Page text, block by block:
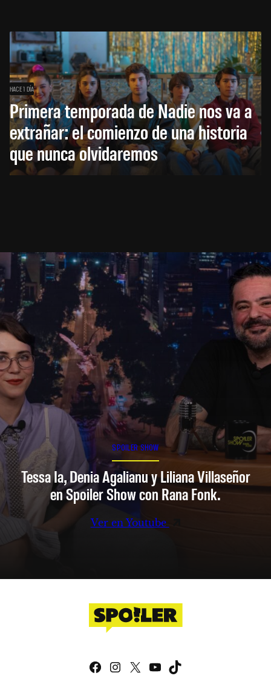
HACE 1 DÍA
Primera temporada de Nadie nos va a
extrañar: el comienzo de una historia
que nunca olvidaremos
SPOILER SHOW
Tessa Ia, Denia Agalianu y Liliana Villaseñor
en Spoiler Show con Rana Fonk.
Ver en Youtube
Facebook
Instagram
X YouTube